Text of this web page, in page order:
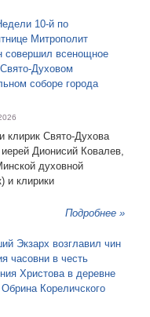
10-й по
Митрополит
совершил всенощное
Духовом
соборе города
клирик Свято-Духова
Дионисий Ковалев,
духовной
и клирики
Подробнее »
Экзарх возглавил чин
часовни в честь
Христова в деревне
Кореличского